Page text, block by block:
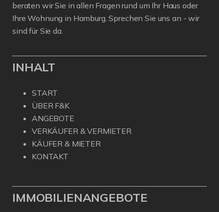
beraten wir Sie in allen Fragen rund um Ihr Haus oder
Ihre Wohnung in Hamburg. Sprechen Sie uns an - wir
sind für Sie da.
INHALT
START
ÜBER F&K
ANGEBOTE
VERKÄUFER & VERMIETER
KÄUFER & MIETER
KONTAKT
IMMOBILIENANGEBOTE